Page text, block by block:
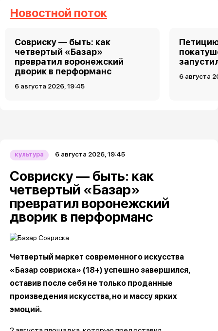
Новостной поток
Совриску — быть: как
четвертый «Базар»
превратил воронежский
дворик в перформанс
6 августа 2026, 19:45
6 августа
культура 6 августа 2026, 19:45
Совриску — быть: как
четвертый «Базар»
превратил воронежский
дворик в перформанс
Четвертый маркет современного искусства
«Базар совриска» (18+) успешно завершился,
оставив после себя не только проданные
произведения искусства, но и массу ярких
эмоций.